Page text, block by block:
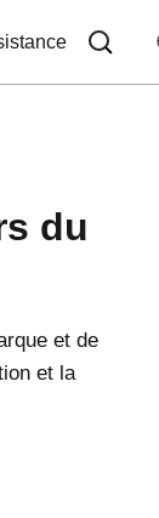
du
et de
et la